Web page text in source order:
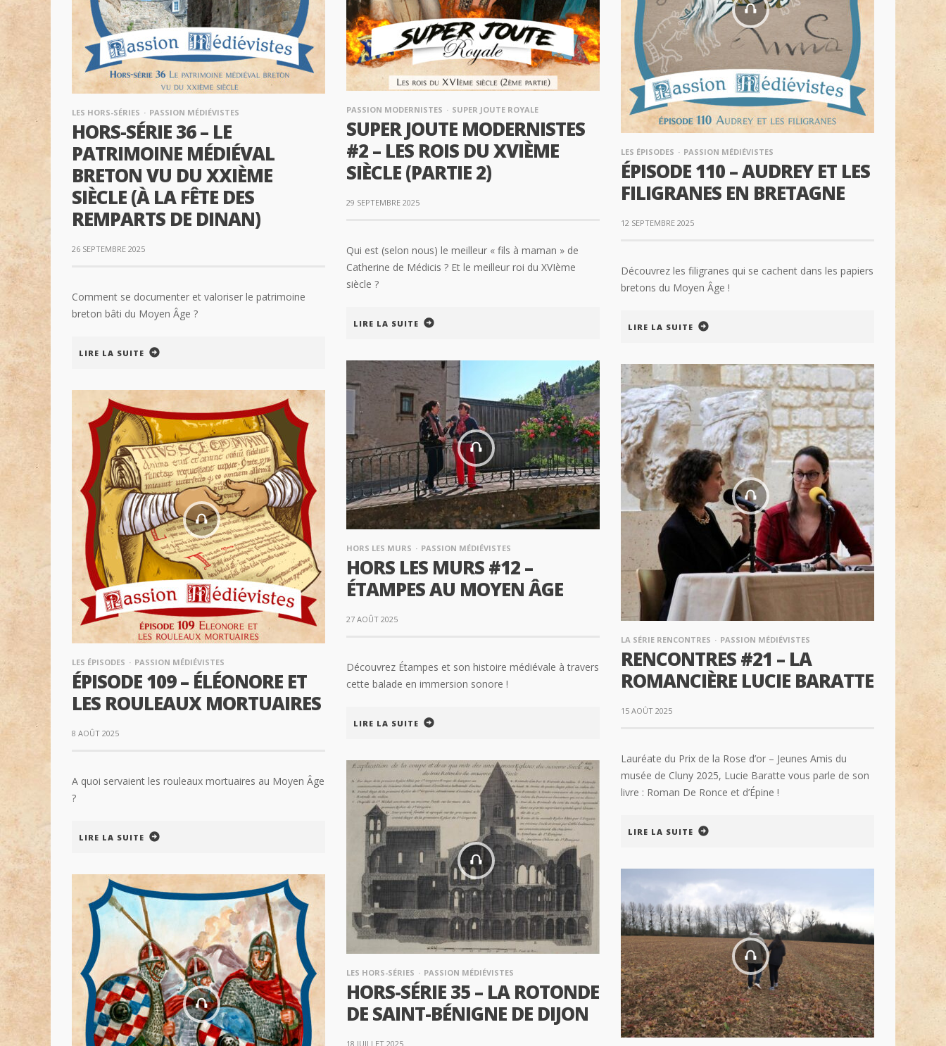
PASSION MODERNISTES SUPER JOUTE ROYALE
SUPER JOUTE MODERNISTES
#2 – LES ROIS DU XVIÈME
SIÈCLE (PARTIE 2)
29 SEPTEMBRE 2025
Qui est (selon nous) le meilleur « fils à maman » de
Catherine de Médicis ? Et le meilleur roi du XVIème
siècle ?
LIRE LA SUITE
LES HORS-SÉRIES PASSION MÉDIÉVISTES
HORS-SÉRIE 36 – LE
PATRIMOINE MÉDIÉVAL
BRETON VU DU XXIÈME
SIÈCLE (À LA FÊTE DES
REMPARTS DE DINAN)
26 SEPTEMBRE 2025
Comment se documenter et valoriser le patrimoine
breton bâti du Moyen Âge ?
LIRE LA SUITE
LES ÉPISODES PASSION MÉDIÉVISTES
ÉPISODE 110 – AUDREY ET LES
FILIGRANES EN BRETAGNE
12 SEPTEMBRE 2025
Découvrez les filigranes qui se cachent dans les papiers
bretons du Moyen Âge !
LIRE LA SUITE
HORS LES MURS PASSION MÉDIÉVISTES
HORS LES MURS #12 –
ÉTAMPES AU MOYEN ÂGE
27 AOÛT 2025
Découvrez Étampes et son histoire médiévale à travers
cette balade en immersion sonore !
LIRE LA SUITE
LA SÉRIE RENCONTRES PASSION MÉDIÉVISTES
RENCONTRES #21 – LA
ROMANCIÈRE LUCIE BARATTE
15 AOÛT 2025
Lauréate du Prix de la Rose d’or – Jeunes Amis du
musée de Cluny 2025, Lucie Baratte vous parle de son
livre : Roman De Ronce et d’Épine !
LIRE LA SUITE
LES ÉPISODES PASSION MÉDIÉVISTES
ÉPISODE 109 – ÉLÉONORE ET
LES ROULEAUX MORTUAIRES
8 AOÛT 2025
A quoi servaient les rouleaux mortuaires au Moyen Âge
?
LIRE LA SUITE
LES HORS-SÉRIES PASSION MÉDIÉVISTES
HORS-SÉRIE 35 – LA ROTONDE
DE SAINT-BÉNIGNE DE DIJON
18 JUILLET 2025